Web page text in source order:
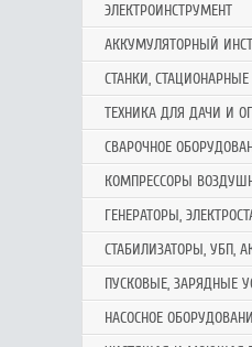
ЭЛЕКТРОИНСТРУМЕНТ
АККУМУЛЯТОРНЫЙ
СТАНКИ,
ТЕХНИКА ДЛЯ ДАЧИ И
СВАРОЧНОЕ
КОМПРЕССОРЫ
ГЕНЕРАТОРЫ,
СТАБИЛИЗАТОРЫ, УБП,
ПУСКОВЫЕ, ЗАРЯДНЫЕ
НАСОСНОЕ